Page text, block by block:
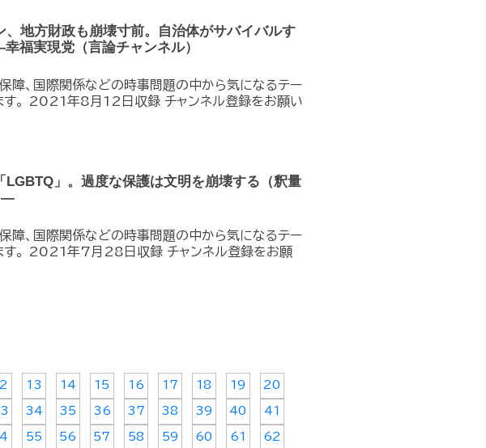
、地方財政も崩壊寸前。自治体がサバイバルす
福実現党（言論チャンネル）
保障、国際関係などの時事問題の中から気になるテー
す。 2021年8月12日収録 チャンネル登録をお願い
LGBTQ」。過度な保護は文明を崩壊する（釈量
—
保障、国際関係などの時事問題の中から気になるテー
す。 2021年7月28日収録 チャンネル登録をお願
13 14 15 16 17 18 19 20
34 35 36 37 38 39 40 41
55 56 57 58 59 60 61 62